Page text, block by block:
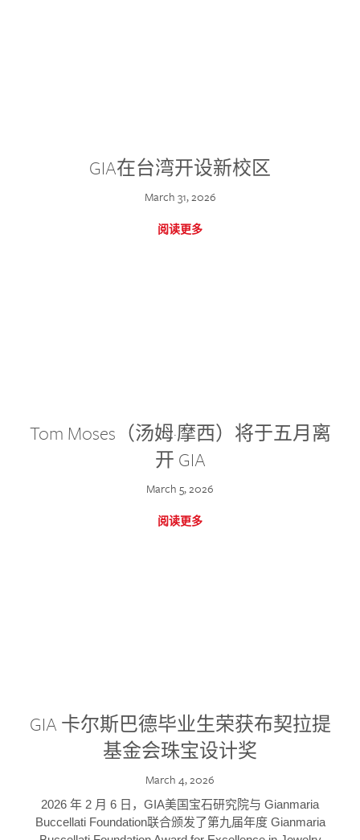
GIA在台湾开设新校区
March 31, 2026
阅读更多
Tom Moses（汤姆·摩西）将于五月离
开 GIA
March 5, 2026
阅读更多
GIA 卡尔斯巴德毕业生荣获布契拉提
基金会珠宝设计奖
March 4, 2026
2026 年 2 月 6 日，GIA美国宝石研究院与 Gianmaria
Buccellati Foundation联合颁发了第九届年度 Gianmaria